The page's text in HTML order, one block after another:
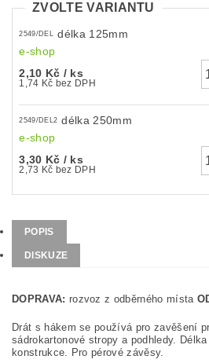
ZVOLTE VARIANTU
2549/DEL délka 125mm
e-shop
2,10 Kč / ks
1,74 Kč bez DPH
2549/DEL2 délka 250mm
e-shop
3,30 Kč / ks
2,73 Kč bez DPH
POPIS
DISKUZE
DOPRAVA: rozvoz z odběrného místa
Drát s hákem se používá pro zavěšení
sádrokartonové stropy a podhledy.
konstrukce. Pro pérové závěsy.